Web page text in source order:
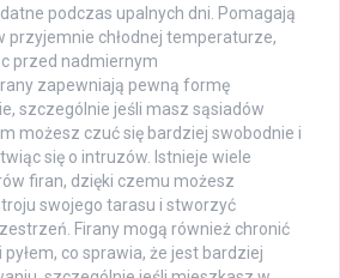
podczas upalnych dni. Pomagają
przyjemnie chłodnej temperaturze,
przed nadmiernym
zapewniają pewną formę
szczególnie jeśli masz sąsiadów
możesz czuć się bardziej swobodnie i
się o intruzów. Istnieje wiele
firan, dzięki czemu możesz
swojego tarasu i stworzyć
Firany mogą również chronić
co sprawia, że jest bardziej